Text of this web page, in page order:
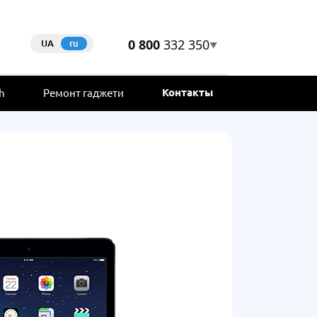
UA ru 0 800 332 350▼
Ремонт гаджети Контакты